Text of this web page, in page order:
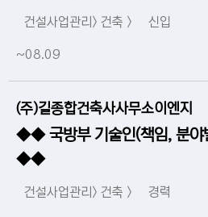
건설사업관리> 건축 > 신입
~08.09
(주)길종합건축사사무소이엔지
◆◆ 국방부 기술인(책임, 분야
◆◆
건설사업관리> 건축 > 경력